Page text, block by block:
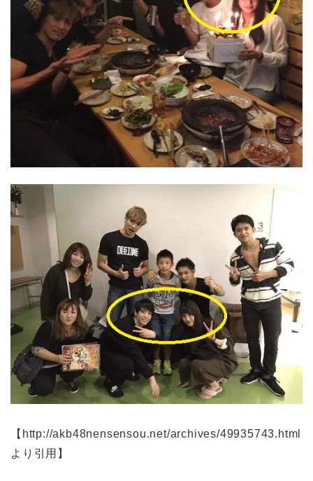
【http://akb48nensensou.net/archives/49935743.html
より引用】